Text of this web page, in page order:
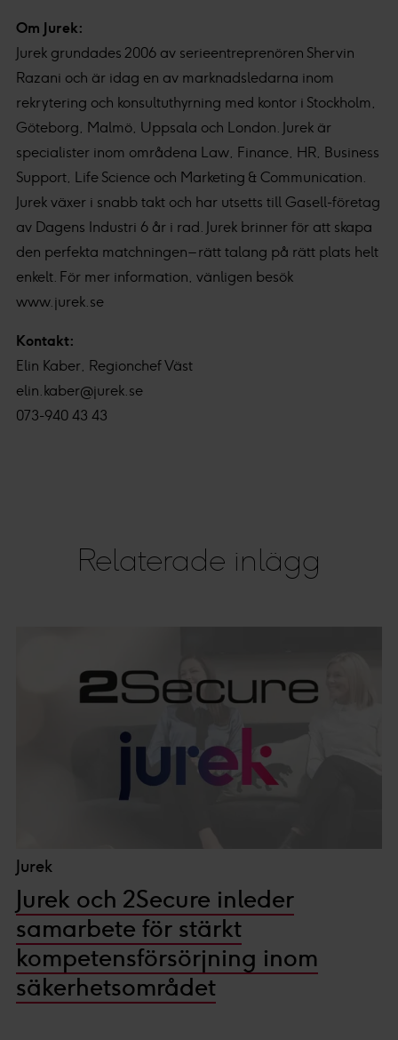
Om Jurek:
Jurek grundades 2006 av serieentreprenören Shervin
Razani och är idag en av marknadsledarna inom
rekrytering och konsultuthyrning med kontor i Stockholm,
Göteborg, Malmö, Uppsala och London. Jurek är
specialister inom områdena Law, Finance, HR, Business
Support, Life Science och Marketing & Communication.
Jurek växer i snabb takt och har utsetts till Gasell-företag
av Dagens Industri 6 år i rad. Jurek brinner för att skapa
den perfekta matchningen – rätt talang på rätt plats helt
enkelt. För mer information, vänligen besök
www.jurek.se
Kontakt:
Elin Kaber, Regionchef Väst
elin.kaber@jurek.se
073-940 43 43
Relaterade inlägg
Jurek
Jurek och 2Secure inleder
samarbete för stärkt
kompetensförsörjning inom
säkerhetsområdet